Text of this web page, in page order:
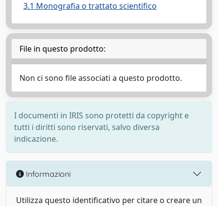
3.1 Monografia o trattato scientifico
File in questo prodotto:
Non ci sono file associati a questo prodotto.
I documenti in IRIS sono protetti da copyright e
tutti i diritti sono riservati, salvo diversa
indicazione.
Informazioni
Utilizza questo identificativo per citare o creare un